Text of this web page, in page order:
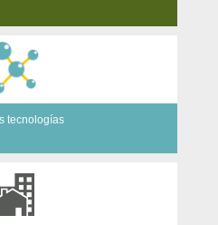
tecnologías